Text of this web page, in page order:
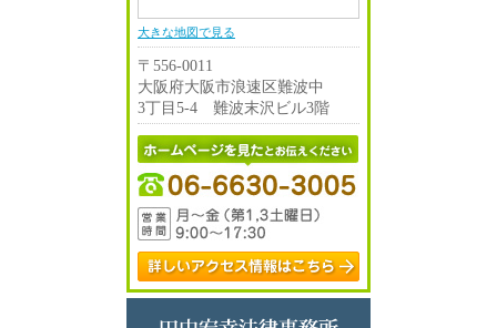
大きな地図で見る
〒556-0011
大阪府大阪市浪速区難波中
3丁目5-4 難波末沢ビル3階